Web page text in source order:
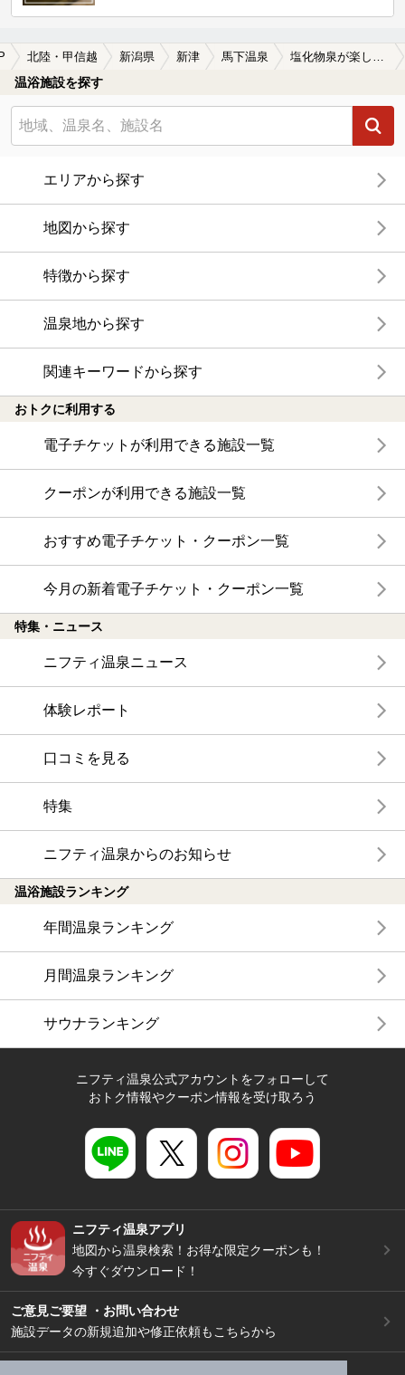
北陸・甲信越 新潟県 新津 馬下温泉 塩化物泉が楽しめる馬下温泉の温泉、日帰り温泉、スーパー銭湯おすすめ
温浴施設を探す
エリアから探す
地図から探す
特徴から探す
温泉地から探す
関連キーワードから探す
おトクに利用する
電子チケットが利用できる施設一覧
クーポンが利用できる施設一覧
おすすめ電子チケット・クーポン一覧
今月の新着電子チケット・クーポン一覧
特集・ニュース
ニフティ温泉ニュース
体験レポート
口コミを見る
特集
ニフティ温泉からのお知らせ
温浴施設ランキング
年間温泉ランキング
月間温泉ランキング
サウナランキング
ニフティ温泉公式アカウントをフォローして
おトク情報やクーポン情報を受け取ろう
ニフティ温泉アプリ
地図から温泉検索！お得な限定クーポンも！
今すぐダウンロード！
ご意見ご要望 ・お問い合わせ
施設データの新規追加や修正依頼もこちらから